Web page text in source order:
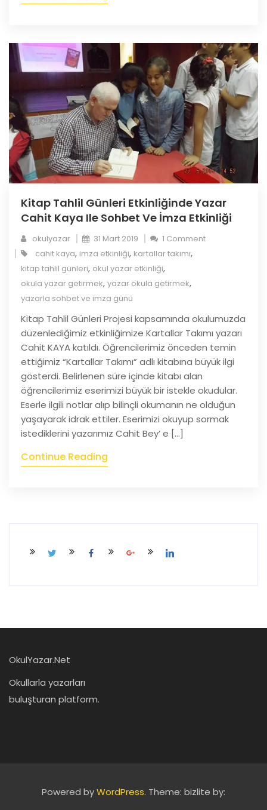
Kitap Tahlil Günleri Etkinliğinde Yazar
Cahit Kaya Ile Sohbet Ve İmza Etkinliği
okulyazar 31 Mart 2019
1 Comment
cahit kaya, imza etkinliği, kartallar takımı,
kitap tahlil günleri, okul yazar etkinliği,
okula yazar getirmek, yazar okula getirmek,
yazarla sohbet ve imza günü
Kitap Tahlil Günleri Projesi kapsamında okulumuzda
düzenlediğimiz etkinliğimize Kartallar Takımı yazarı
Cahit KAYA katıldı. Öğrencilerimiz önceden temin
ettiğimiz “Kartallar Takımı” adlı kitabına büyük ilgi
gösterdi. Belirlenen süre içinde kitabı alan
öğrencilerimiz eserimizi büyük bir istekle okudular.
Eserle ilgili notlar alıp bilinçli okumanın ne olduğun
yaşayarak idrak ettiler. Eserimizi okuyup sormak
istediklerini yazarımız Cahit Bey’ e […]
Continue Reading
OkulYazar.Net
Okullarla yazarları
buluşturan platform.
Powered byWordPress. Theme: bizlite by: